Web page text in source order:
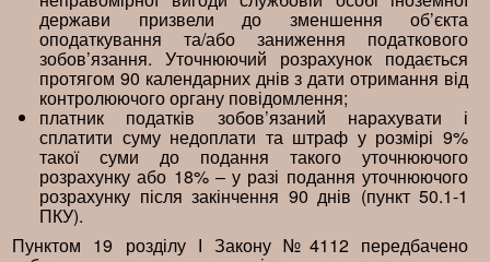
держави призвели до зменшення об’єкта
оподаткування та/або заниження податкового
зобов’язання. Уточнюючий розрахунок подається
протягом 90 календарних днів з дати отримання від
контролюючого органу повідомлення;
платник податків зобов’язаний нарахувати і
сплатити суму недоплати та штраф у розмірі 9%
такої суми до подання такого уточнюючого
розрахунку або 18% – у разі подання уточнюючого
розрахунку після закінчення 90 днів (пункт 50.1-1
ПКУ).
Пунктом 19 розділу І Закону №4112 передбачено